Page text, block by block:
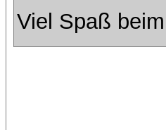
Viel Spaß